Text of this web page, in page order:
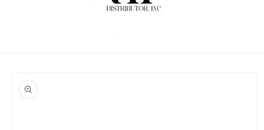
a la
información